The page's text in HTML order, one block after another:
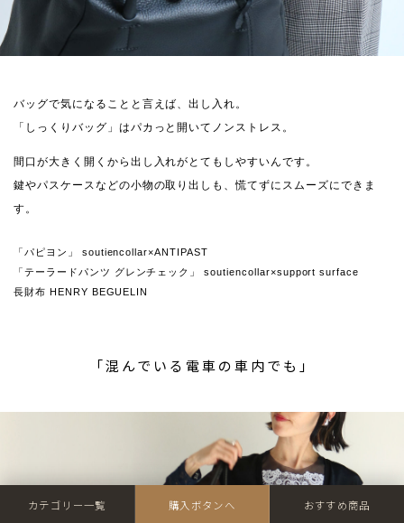
バッグで気になることと言えば、出し入れ。
「しっくりバッグ」はパカっと開いてノンストレス。
間口が大きく開くから出し入れがとてもしやすいんです。
鍵やパスケースなどの小物の取り出しも、慌てずにスムーズにできま
す。
「パピヨン」 soutiencollar×ANTIPAST
「テーラードパンツ グレンチェック」 soutiencollar×support surface
長財布 HENRY BEGUELIN
「混んでいる電車の車内でも」
カテゴリー一覧 購入ボタンへ おすすめ商品